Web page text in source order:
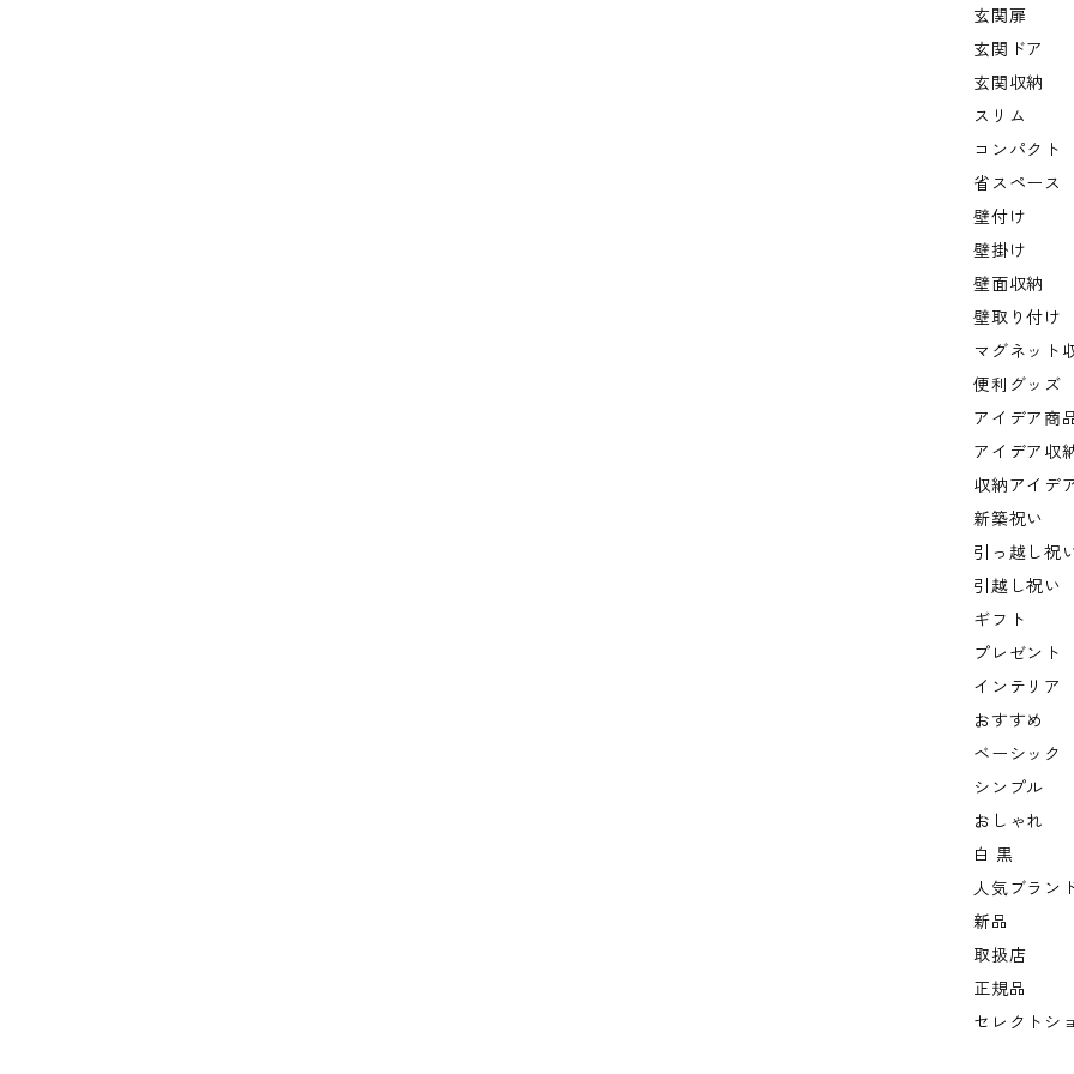
玄関扉
玄関ドア
玄関収納
スリム
コンパクト
省スペース
壁付け
壁掛け
壁面収納
壁取り付け
マグネット
便利グッズ
アイデア商
アイデア収
収納アイデ
新築祝い
引っ越し祝
引越し祝い
ギフト
プレゼント
インテリア
おすすめ
ベーシック
シンプル
おしゃれ
白 黒
人気ブラン
新品
取扱店
正規品
セレクトシ